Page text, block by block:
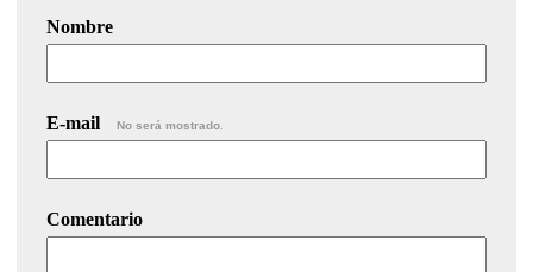
Nombre
E-mail No será mostrado.
Comentario